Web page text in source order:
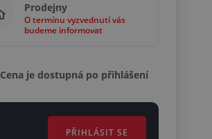
Prodejny
O termínu vyzvednutí vás
budeme informovat
Cena je dostupná po přihlášení
PŘIHLÁSIT SE